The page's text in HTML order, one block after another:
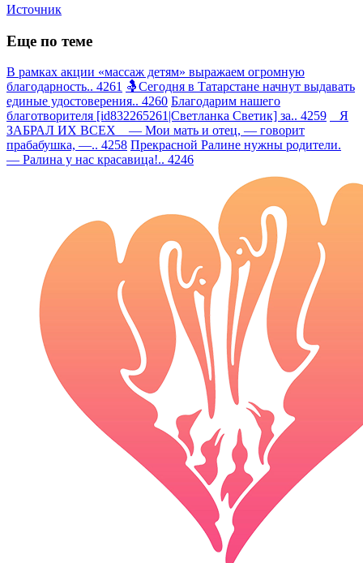
Источник
Еще по теме
В рамках акции «массаж детям» выражаем огромную
благодарность.. 4261 🤱Сегодня в Татарстане начнут выдавать
единые удостоверения.. 4260 Благодарим нашего
благотворителя [id832265261|Светланка Светик] за.. 4259
Я
ЗАБРАЛ ИХ ВСЕХ — Мои мать и отец, — говорит
прабабушка, —.. 4258 Прекрасной Ралине нужны родители.
— Ралина у нас красавица!.. 4246